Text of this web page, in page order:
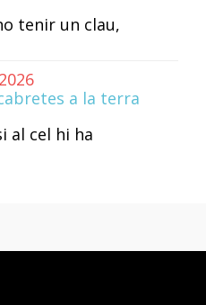
tenir un clau,
a la terra
al cel hi ha